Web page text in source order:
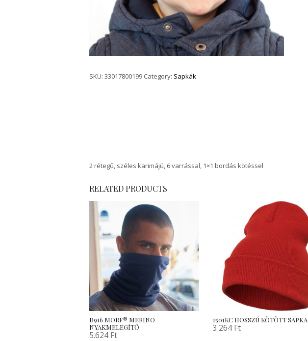
SKU: 33017800199 Category: Sapkák
2 rétegű, széles karimájú, 6 varrással, 1×1 bordás kötéssel
RELATED PRODUCTS
B916 MORF® MERINO
NYAKMELEGÍTŐ
5.624 Ft
1501KC HOSSZÚ KÖTÖTT SAPKA
3.264 Ft